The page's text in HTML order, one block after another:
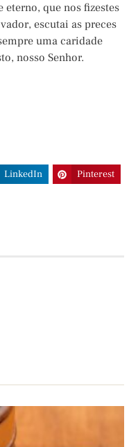
eterno, que nos fizestes
escutai as preces
uma caridade
nosso Senhor.
LinkedIn
Pinterest